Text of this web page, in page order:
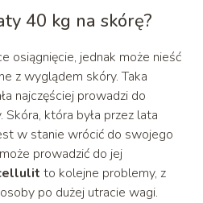
40 kg na skórę?
osiągnięcie, jednak może nieść
z wyglądem skóry. Taka
najczęściej prowadzi do
która była przez lata
w stanie wrócić do swojego
prowadzić do jej
to kolejne problemy, z
po dużej utracie wagi.